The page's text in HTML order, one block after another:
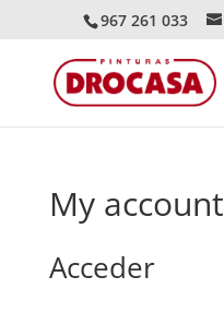
967 261 033
My account
Acceder